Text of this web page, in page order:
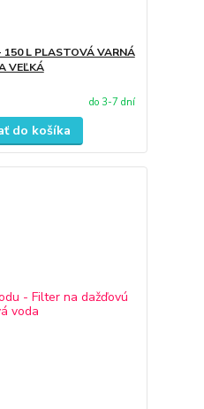
L PLASTOVÁ VARNÁ
VEĽKÁ
do 3-7 dní
do košíka